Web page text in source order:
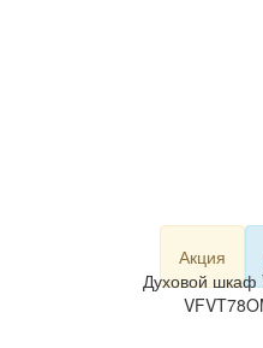
Акция
Духовой шкаф